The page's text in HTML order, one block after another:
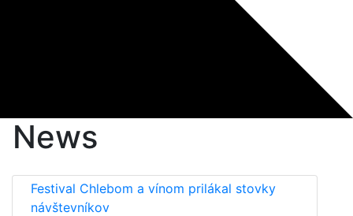
News
Festival Chlebom a vínom prilákal stovky
návštevníkov